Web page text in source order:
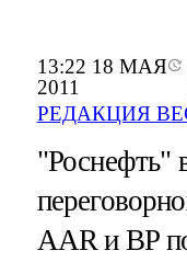
13:22 18 МАЯ
2011
РЕДАКЦИЯ
"Роснефть"
AAR и ВР